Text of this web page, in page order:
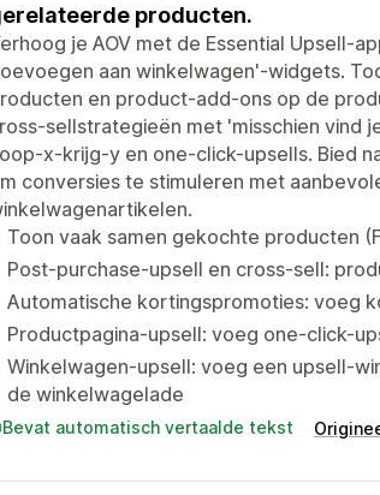
producten.
je AOV met de Essential Upsell-
aan winkelwagen'-widgets.
en product-add-ons op de
sellstrategieën met 'misschien vind
x-krijg-y en one-click-upsells. Bied
conversies te stimuleren met
Toon vaak samen gekochte producten
Post-purchase-upsell en cross-sell:
Automatische kortingspromoties: voeg
Productpagina-upsell: voeg one-click-
Winkelwagen-upsell: voeg een upsell-
de winkelwagelade
Bevat automatisch vertaalde tekst